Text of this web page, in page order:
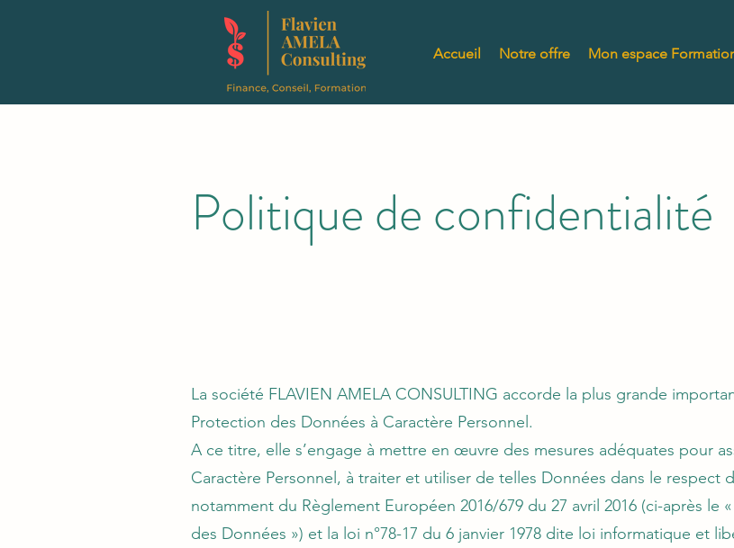
Accueil Notre offre Mon espace
Politique de confidentialité
La société FLAVIEN AMELA CONSULTING accorde la plus grande
Protection des Données à Caractère Personnel.
A ce titre, elle s’engage à mettre en œuvre des mesures adéquates pour
Caractère Personnel, à traiter et utiliser de telles Données dans le respect
notamment du Règlement Européen 2016/679 du 27 avril 2016 (ci-après le
des Données ») et la loi n°78-17 du 6 janvier 1978 dite loi informatique et